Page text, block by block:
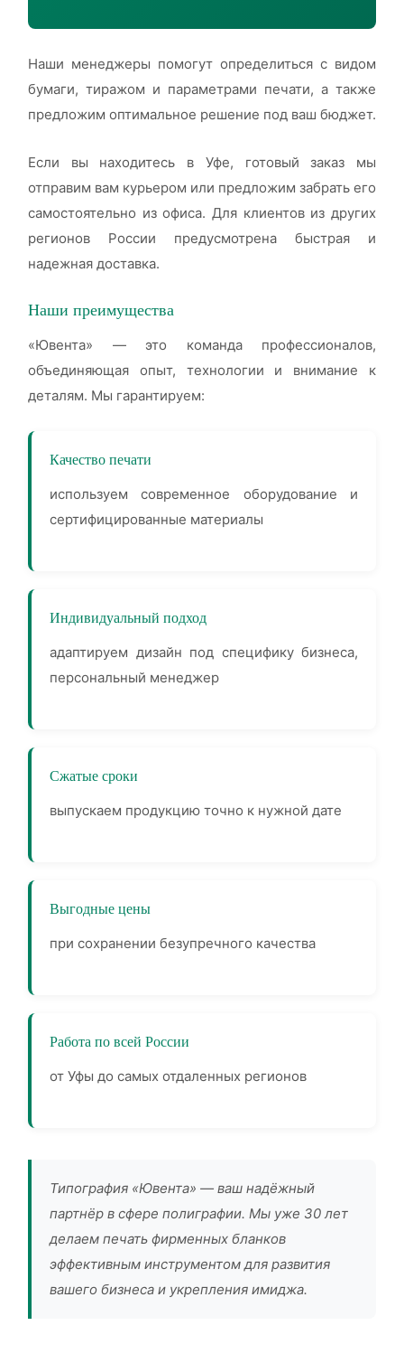
Наши менеджеры помогут определиться с видом
бумаги, тиражом и параметрами печати, а также
предложим оптимальное решение под ваш бюджет.
Если вы находитесь в Уфе, готовый заказ мы
отправим вам курьером или предложим забрать его
самостоятельно из офиса. Для клиентов из других
регионов России предусмотрена быстрая и
надежная доставка.
Наши преимущества
«Ювента» — это команда профессионалов,
объединяющая опыт, технологии и внимание к
деталям. Мы гарантируем:
Качество печати
используем современное оборудование и
сертифицированные материалы
Индивидуальный подход
адаптируем дизайн под специфику бизнеса,
персональный менеджер
Сжатые сроки
выпускаем продукцию точно к нужной дате
Выгодные цены
при сохранении безупречного качества
Работа по всей России
от Уфы до самых отдаленных регионов
Типография «Ювента» — ваш надёжный
партнёр в сфере полиграфии. Мы уже 30 лет
делаем печать фирменных бланков
эффективным инструментом для развития
вашего бизнеса и укрепления имиджа.